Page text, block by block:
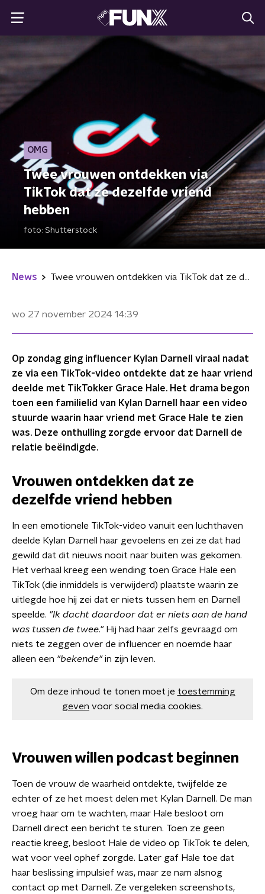
OMG
Twee vrouwen ontdekken via
TikTok dat ze dezelfde vriend
hebben
foto: Shutterstock
News Twee vrouwen ontdekken via TikTok dat ze dezelfde vriend hebben
wo 27 november 2024 14:39
Op zondag ging influencer Kylan Darnell viraal nadat
ze via een TikTok-video ontdekte dat ze haar vriend
deelde met TikTokker Grace Hale. Het drama begon
toen een familielid van Kylan Darnell haar een video
stuurde waarin haar vriend met Grace Hale te zien
was. Deze onthulling zorgde ervoor dat Darnell de
relatie beëindigde.
Vrouwen ontdekken dat ze
dezelfde vriend hebben
In een emotionele TikTok-video vanuit een luchthaven
deelde Kylan Darnell haar gevoelens en zei ze dat had
gewild dat dit nieuws nooit naar buiten was gekomen.
Het verhaal kreeg een wending toen Grace Hale een
TikTok (die inmiddels is verwijderd) plaatste waarin ze
uitlegde hoe hij zei dat er niets tussen hem en Darnell
speelde. "Ik dacht daardoor dat er niets aan de hand
was tussen de twee." Hij had haar zelfs gevraagd om
niets te zeggen over de influencer en noemde haar
alleen een "bekende"in zijn leven.
Om deze inhoud te tonen moet je toestemming
geven voor social media cookies.
Vrouwen willen podcast beginnen
Toen de vrouw de waarheid ontdekte, twijfelde ze
echter of ze het moest delen met Kylan Darnell. De man
vroeg haar om te wachten, maar Hale besloot om
Darnell direct een bericht te sturen. Toen ze geen
reactie kreeg, besloot Hale de video op TikTok te delen,
wat voor veel ophef zorgde. Later gaf Hale toe dat
haar beslissing impulsief was, maar ze nam alsnog
contact op met Darnell. Ze vergeleken screenshots,